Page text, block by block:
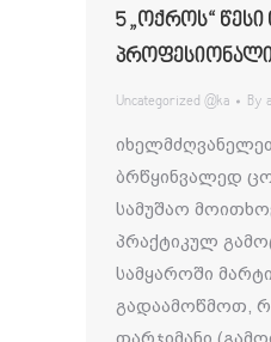
5 „ოქროს“
პროფესიონალი
Uncategorized @ka By
ბრწყინვალედ
სამუშაო
პრაქტიკულ
სამყაროში
გადაამოწმოთ,